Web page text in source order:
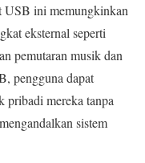
USB ini memungkinkan
eksternal seperti
pemutaran musik dan
pengguna dapat
pribadi mereka tanpa
sistem